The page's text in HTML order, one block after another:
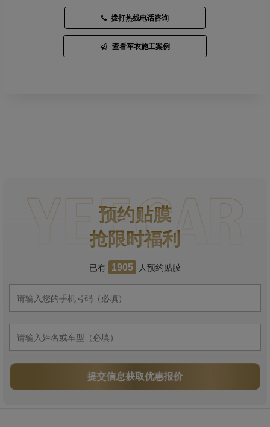
拨打热线电话咨询
查看车衣施工案例
预约贴膜
抢限时福利
已有 1905 人预约贴膜
提交信息获取优惠报价